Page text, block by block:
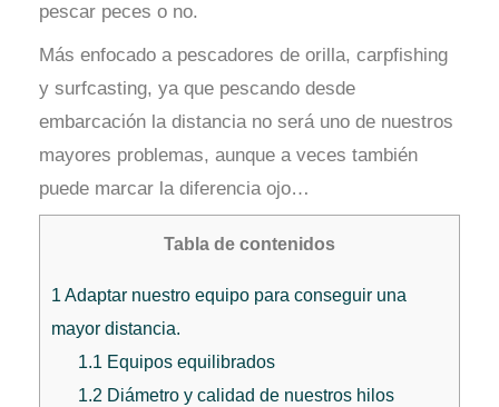
pescar peces o no.
Más enfocado a pescadores de orilla, carpfishing
y surfcasting, ya que pescando desde
embarcación la distancia no será uno de nuestros
mayores problemas, aunque a veces también
puede marcar la diferencia ojo…
Tabla de contenidos
1 Adaptar nuestro equipo para conseguir una
mayor distancia.
1.1 Equipos equilibrados
1.2 Diámetro y calidad de nuestros hilos